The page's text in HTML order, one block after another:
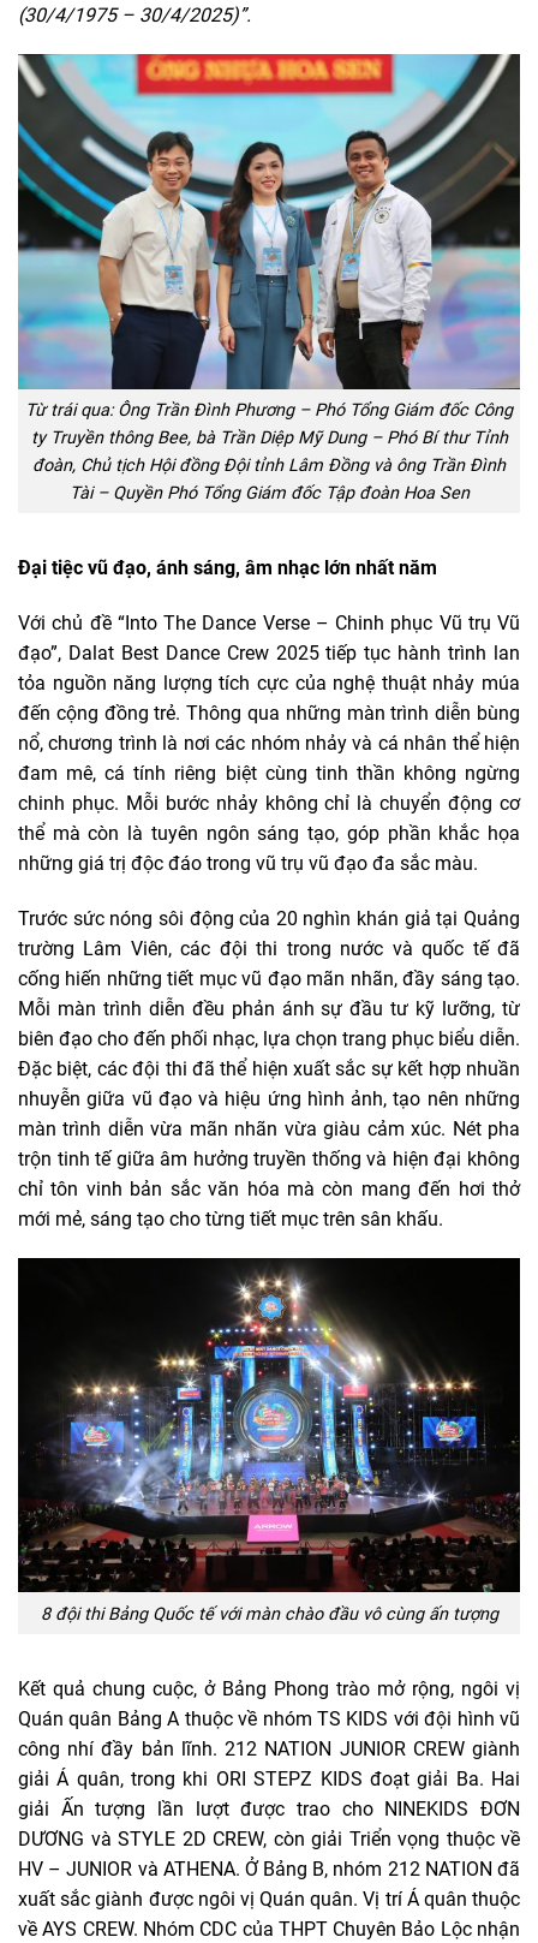
(30/4/1975 – 30/4/2025)”.
Từ trái qua: Ông Trần Đình Phương – Phó Tổng Giám đốc Công
ty Truyền thông Bee, bà Trần Diệp Mỹ Dung – Phó Bí thư Tỉnh
đoàn, Chủ tịch Hội đồng Đội tỉnh Lâm Đồng và ông Trần Đình
Tài – Quyền Phó Tổng Giám đốc Tập đoàn Hoa Sen
Đại tiệc vũ đạo, ánh sáng, âm nhạc lớn nhất năm
Với chủ đề “Into The Dance Verse – Chinh phục Vũ trụ Vũ
đạo”, Dalat Best Dance Crew 2025 tiếp tục hành trình lan
tỏa nguồn năng lượng tích cực của nghệ thuật nhảy múa
đến cộng đồng trẻ. Thông qua những màn trình diễn bùng
nổ, chương trình là nơi các nhóm nhảy và cá nhân thể hiện
đam mê, cá tính riêng biệt cùng tinh thần không ngừng
chinh phục. Mỗi bước nhảy không chỉ là chuyển động cơ
thể mà còn là tuyên ngôn sáng tạo, góp phần khắc họa
những giá trị độc đáo trong vũ trụ vũ đạo đa sắc màu.
Trước sức nóng sôi động của 20 nghìn khán giả tại Quảng
trường Lâm Viên, các đội thi trong nước và quốc tế đã
cống hiến những tiết mục vũ đạo mãn nhãn, đầy sáng tạo.
Mỗi màn trình diễn đều phản ánh sự đầu tư kỹ lưỡng, từ
biên đạo cho đến phối nhạc, lựa chọn trang phục biểu diễn.
Đặc biệt, các đội thi đã thể hiện xuất sắc sự kết hợp nhuần
nhuyễn giữa vũ đạo và hiệu ứng hình ảnh, tạo nên những
màn trình diễn vừa mãn nhãn vừa giàu cảm xúc. Nét pha
trộn tinh tế giữa âm hưởng truyền thống và hiện đại không
chỉ tôn vinh bản sắc văn hóa mà còn mang đến hơi thở
mới mẻ, sáng tạo cho từng tiết mục trên sân khấu.
8 đội thi Bảng Quốc tế với màn chào đầu vô cùng ấn tượng
Kết quả chung cuộc, ở Bảng Phong trào mở rộng, ngôi vị
Quán quân Bảng A thuộc về nhóm TS KIDS với đội hình vũ
công nhí đầy bản lĩnh. 212 NATION JUNIOR CREW giành
giải Á quân, trong khi ORI STEPZ KIDS đoạt giải Ba. Hai
giải Ấn tượng lần lượt được trao cho NINEKIDS ĐƠN
DƯƠNG và STYLE 2D CREW, còn giải Triển vọng thuộc về
HV – JUNIOR và ATHENA. Ở Bảng B, nhóm 212 NATION đã
xuất sắc giành được ngôi vị Quán quân. Vị trí Á quân thuộc
về AYS CREW. Nhóm CDC của THPT Chuyên Bảo Lộc nhận